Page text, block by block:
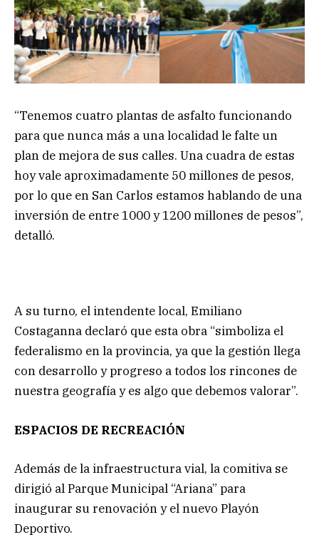
“Tenemos cuatro plantas de asfalto funcionando
para que nunca más a una localidad le falte un
plan de mejora de sus calles. Una cuadra de estas
hoy vale aproximadamente 50 millones de pesos,
por lo que en San Carlos estamos hablando de una
inversión de entre 1000 y 1200 millones de pesos”,
detalló.
A su turno, el intendente local, Emiliano
Costaganna declaró que esta obra “simboliza el
federalismo en la provincia, ya que la gestión llega
con desarrollo y progreso a todos los rincones de
nuestra geografía y es algo que debemos valorar”.
ESPACIOS DE RECREACIÓN
Además de la infraestructura vial, la comitiva se
dirigió al Parque Municipal “Ariana” para
inaugurar su renovación y el nuevo Playón
Deportivo.